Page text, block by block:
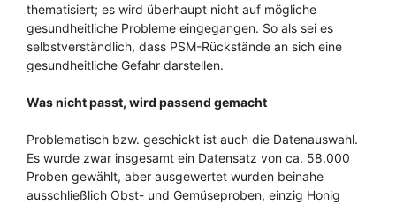
thematisiert; es wird überhaupt nicht auf mögliche
gesundheitliche Probleme eingegangen. So als sei es
selbstverständlich, dass PSM-Rückstände an sich eine
gesundheitliche Gefahr darstellen.
Was nicht passt, wird passend gemacht
Problematisch bzw. geschickt ist auch die Datenauswahl.
Es wurde zwar insgesamt ein Datensatz von ca. 58.000
Proben gewählt, aber ausgewertet wurden beinahe
ausschließlich Obst- und Gemüseproben, einzig Honig